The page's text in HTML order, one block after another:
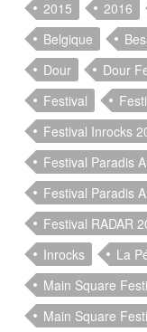
2015
2016
Belgique
Dour
Dour
Festival
Festival Inrocks
Festival Paradis
Festival Paradis
Festival RADAR
Inrocks
La
Main Square
Main Square